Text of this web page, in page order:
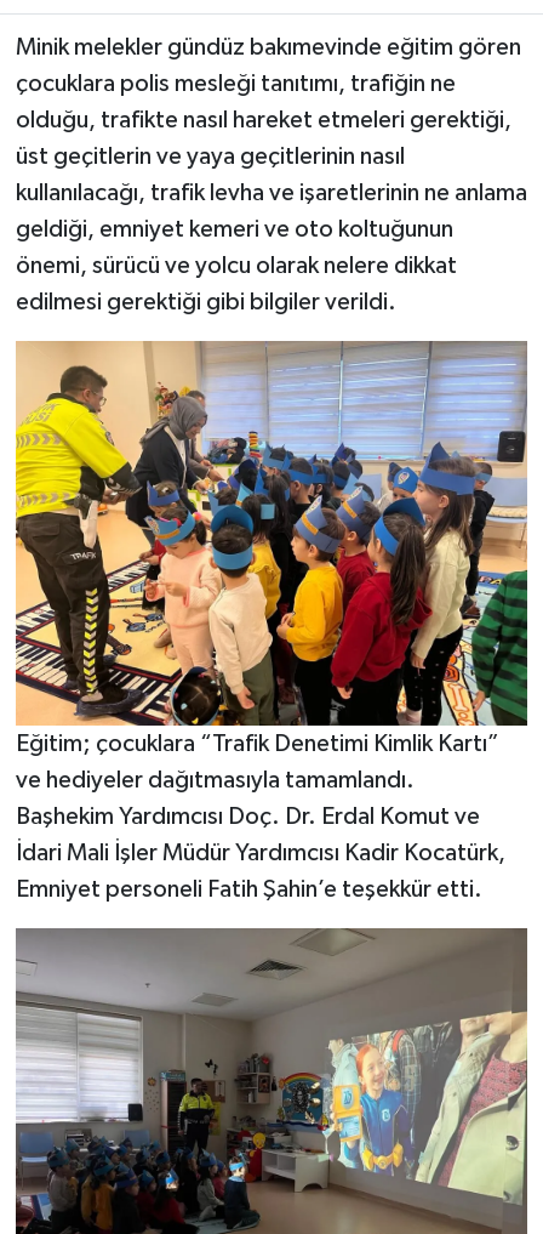
Minik melekler gündüz bakımevinde eğitim gören
çocuklara polis mesleği tanıtımı, trafiğin ne
olduğu, trafikte nasıl hareket etmeleri gerektiği,
üst geçitlerin ve yaya geçitlerinin nasıl
kullanılacağı, trafik levha ve işaretlerinin ne anlama
geldiği, emniyet kemeri ve oto koltuğunun
önemi, sürücü ve yolcu olarak nelere dikkat
edilmesi gerektiği gibi bilgiler verildi.
Eğitim; çocuklara “Trafik Denetimi Kimlik Kartı”
ve hediyeler dağıtmasıyla tamamlandı.
Başhekim Yardımcısı Doç. Dr. Erdal Komut ve
İdari Mali İşler Müdür Yardımcısı Kadir Kocatürk,
Emniyet personeli Fatih Şahin’e teşekkür etti.
Sungurlu
Uğurludağ